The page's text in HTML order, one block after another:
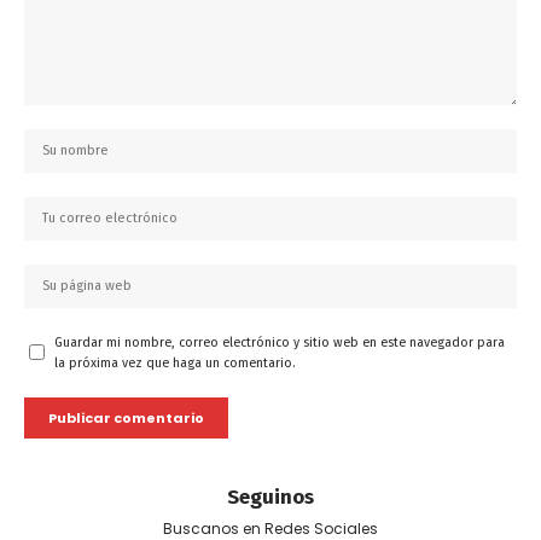
Guardar mi nombre, correo electrónico y sitio web en este navegador para
la próxima vez que haga un comentario.
Seguinos
Buscanos en Redes Sociales